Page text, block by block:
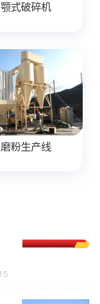
颚式破碎机
磨粉生产线